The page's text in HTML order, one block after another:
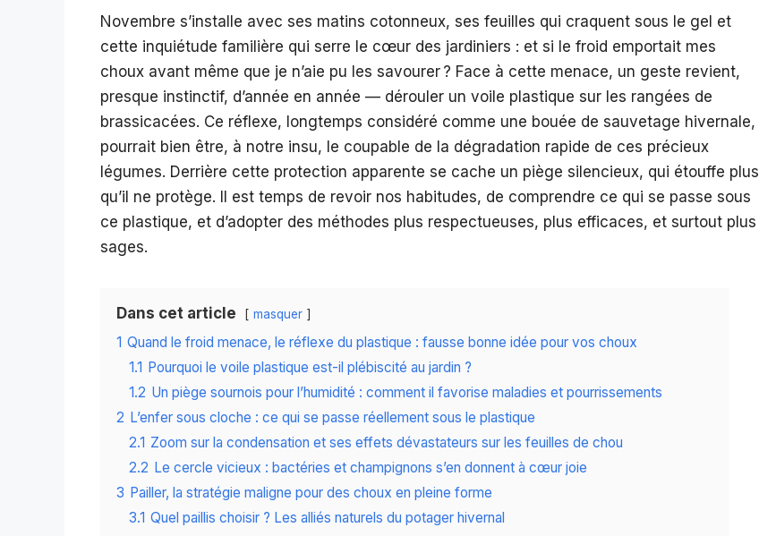
Novembre s’installe avec ses matins cotonneux, ses feuilles qui craquent sous le gel et
cette inquiétude familière qui serre le cœur des jardiniers : et si le froid emportait mes
choux avant même que je n’aie pu les savourer ? Face à cette menace, un geste revient,
presque instinctif, d’année en année — dérouler un voile plastique sur les rangées de
brassicacées. Ce réflexe, longtemps considéré comme une bouée de sauvetage hivernale,
pourrait bien être, à notre insu, le coupable de la dégradation rapide de ces précieux
légumes. Derrière cette protection apparente se cache un piège silencieux, qui étouffe plus
qu’il ne protège. Il est temps de revoir nos habitudes, de comprendre ce qui se passe sous
ce plastique, et d’adopter des méthodes plus respectueuses, plus efficaces, et surtout plus
sages.
Dans cet article masquer
1 Quand le froid menace, le réflexe du plastique : fausse bonne idée pour vos choux
1.1 Pourquoi le voile plastique est-il plébiscité au jardin ?
1.2 Un piège sournois pour l’humidité : comment il favorise maladies et pourrissements
2 L’enfer sous cloche : ce qui se passe réellement sous le plastique
2.1 Zoom sur la condensation et ses effets dévastateurs sur les feuilles de chou
2.2 Le cercle vicieux : bactéries et champignons s’en donnent à cœur joie
3 Pailler, la stratégie maligne pour des choux en pleine forme
3.1 Quel paillis choisir ? Les alliés naturels du potager hivernal